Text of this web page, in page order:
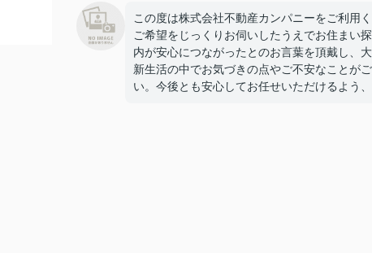
この度は株式会社不動産カンパニーをご利用
ご希望をじっくりお伺いしたうえでお住まい
内が安心につながったとのお言葉を頂戴し、
新生活の中でお気づきの点やご不安なことが
い。今後とも安心してお任せいただけるよう